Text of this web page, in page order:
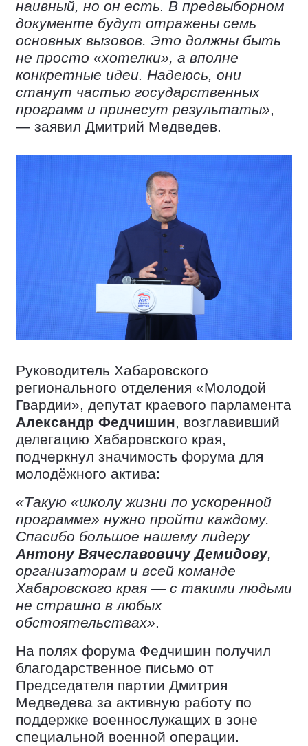
наивный, но он есть. В предвыборном
документе будут отражены семь
основных вызовов. Это должны быть
не просто «хотелки», а вполне
конкретные идеи. Надеюсь, они
станут частью государственных
программ и принесут результаты»,
— заявил Дмитрий Медведев.
Руководитель Хабаровского
регионального отделения «Молодой
Гвардии», депутат краевого парламента
Александр Федчишин, возглавивший
делегацию Хабаровского края,
подчеркнул значимость форума для
молодёжного актива:
«Такую «школу жизни по ускоренной
программе» нужно пройти каждому.
Спасибо большое нашему лидеру
Антону Вячеславовичу Демидову,
организаторам и всей команде
Хабаровского края — с такими людьми
не страшно в любых
обстоятельствах».
На полях форума Федчишин получил
благодарственное письмо от
Председателя партии Дмитрия
Медведева за активную работу по
поддержке военнослужащих в зоне
специальной военной операции.